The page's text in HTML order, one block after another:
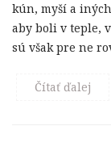
kún, myší a
aby boli v teple,
sú však pre ne
Čítať ďalej